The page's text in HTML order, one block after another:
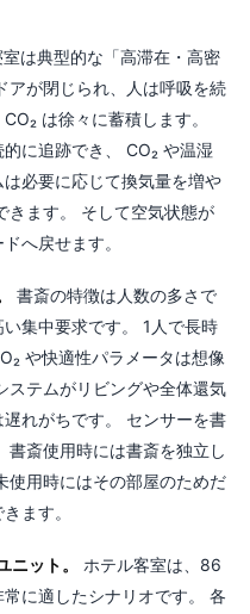
室は典型的な「高滞在・高密
アが閉じられ、人は呼吸を続
は徐々に蓄積します。
に追跡でき、 CO₂ や温湿
必要に応じて換気量を増や
きます。 そして空気状態が
へ戻せます。
書斎の特徴は人数の多さで
集中要求です。 1人で長時
や快適性パラメータは想像
ステムがリビングや全体還気
れがちです。 センサーを書
書斎使用時には書斎を独立し
使用時にはその部屋のためだ
ます。
ット。
ホテル客室は、86
に適したシナリオです。 各